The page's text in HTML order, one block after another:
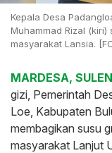
Kepala Desa
Muhammad Rizal
masyarakat Lansia.
MARDESA,
gizi, Pemerintah
Loe, Kabupaten
membagikan susu
masyarakat Lanjut